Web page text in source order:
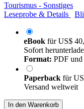
Tourismus - Sonstiges
Leseprobe & Details
eBook fürUS$
Sofort
Format: PDF
Paperback für
Versand weltweit
In den Warenkorb